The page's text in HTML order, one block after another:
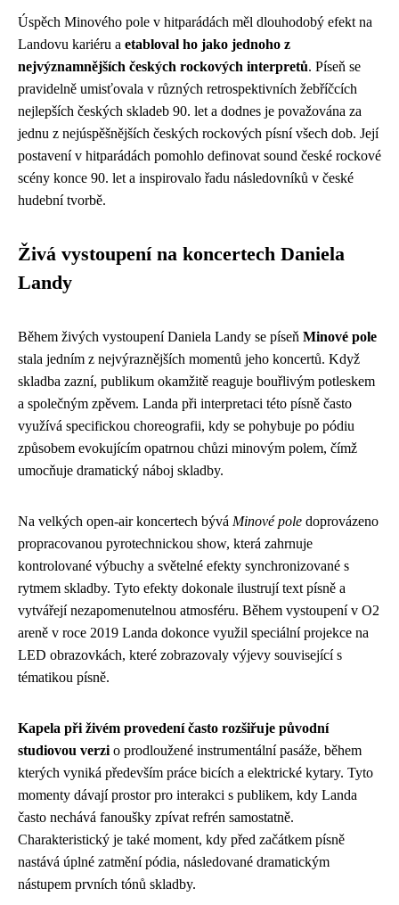
Úspěch Minového pole v hitparádách měl dlouhodobý efekt na
Landovu kariéru a etabloval ho jako jednoho z
nejvýznamnějších českých rockových interpretů. Píseň se
pravidelně umisťovala v různých retrospektivních žebříčcích
nejlepších českých skladeb 90. let a dodnes je považována za
jednu z nejúspěšnějších českých rockových písní všech dob. Její
postavení v hitparádách pomohlo definovat sound české rockové
scény konce 90. let a inspirovalo řadu následovníků v české
hudební tvorbě.
Živá vystoupení na koncertech Daniela
Landy
Během živých vystoupení Daniela Landy se píseň Minové pole
stala jedním z nejvýraznějších momentů jeho koncertů. Když
skladba zazní, publikum okamžitě reaguje bouřlivým potleskem
a společným zpěvem. Landa při interpretaci této písně často
využívá specifickou choreografii, kdy se pohybuje po pódiu
způsobem evokujícím opatrnou chůzi minovým polem, čímž
umocňuje dramatický náboj skladby.
Na velkých open-air koncertech bývá Minové pole doprovázeno
propracovanou pyrotechnickou show, která zahrnuje
kontrolované výbuchy a světelné efekty synchronizované s
rytmem skladby. Tyto efekty dokonale ilustrují text písně a
vytvářejí nezapomenutelnou atmosféru. Během vystoupení v O2
areně v roce 2019 Landa dokonce využil speciální projekce na
LED obrazovkách, které zobrazovaly výjevy související s
tématikou písně.
Kapela při živém provedení často rozšiřuje původní
studiovou verzi o prodloužené instrumentální pasáže, během
kterých vyniká především práce bicích a elektrické kytary. Tyto
momenty dávají prostor pro interakci s publikem, kdy Landa
často nechává fanoušky zpívat refrén samostatně.
Charakteristický je také moment, kdy před začátkem písně
nastává úplné zatmění pódia, následované dramatickým
nástupem prvních tónů skladby.